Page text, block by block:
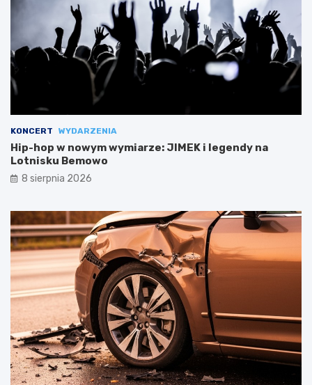
KONCERT WYDARZENIA
Hip-hop w nowym wymiarze: JIMEK i legendy na
Lotnisku Bemowo
8 sierpnia 2026